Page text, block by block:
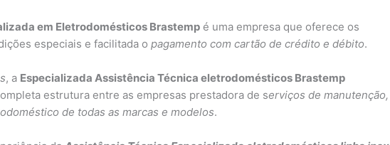
em Eletrodomésticos Brastemp é uma empresa que oferece os
especiais e facilitada o pagamento com cartão de crédito e débito.
, a Especializada Assistência Técnica eletrodomésticos Brastemp
estrutura entre as empresas prestadora de serviços de manutenção,
de todas as marcas e modelos.